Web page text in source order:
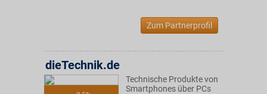
Zum Partnerprofil
dieTechnik.de
Technische Produkte von
Smartphones über PCs